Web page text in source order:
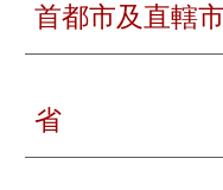
首都市及直轄市
省